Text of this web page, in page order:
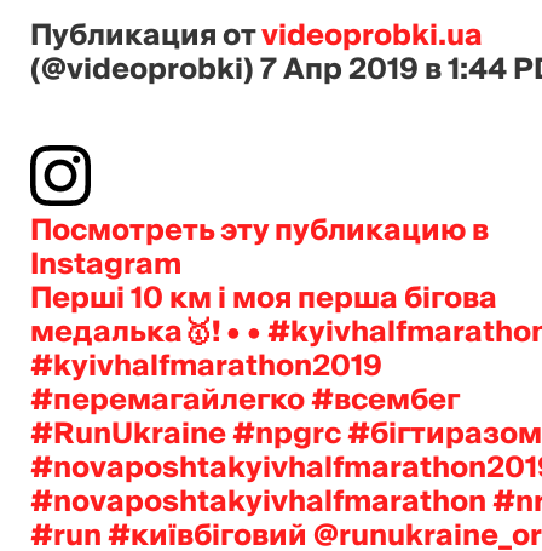
Публикация отvideoprobki.ua
(@videoprobki)7 Апр 2019 в 1:44
Посмотреть эту публикацию в
Instagram
Перші 10 км‍ і моя перша бігова
медалька🥇! • •
#kyivhalfmarathon2019
#перемагайлегко #всембег
#RunUkraine #npgrc #бігтиразом
#novaposhtakyivhalfmarathon
#run #київбіговий